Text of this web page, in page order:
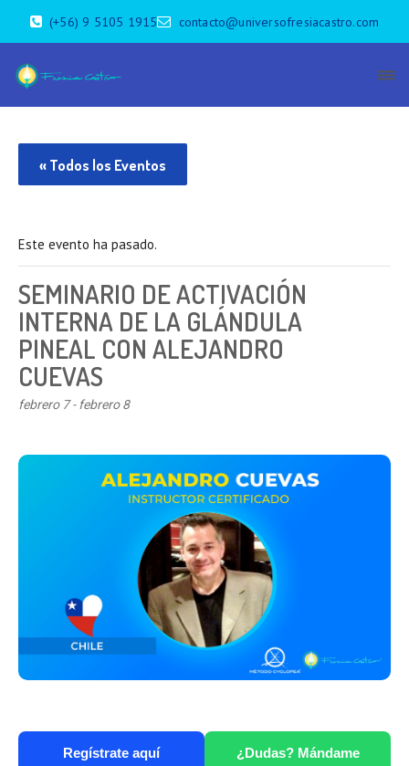
(+56) 9 5105 1915 contacto@universofresiacastro.com
« Todos los Eventos
Este evento ha pasado.
SEMINARIO DE ACTIVACIÓN
INTERNA DE LA GLÁNDULA
PINEAL CON ALEJANDRO
CUEVAS
febrero 7- febrero 8
Regístrate aquí
¿Dudas? Mándame